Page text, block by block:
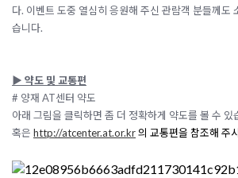
다. 이벤트 도중 열심히 응원해 주신 관람객 분들께도
습니다.
▶ 약도 및 교통편
# 양재 AT센터 약도
아래 그림을 클릭하면 좀 더 정확하게 약도를 볼 수 있
혹은 http://atcenter.at.or.kr의 교통편을 참조해 주